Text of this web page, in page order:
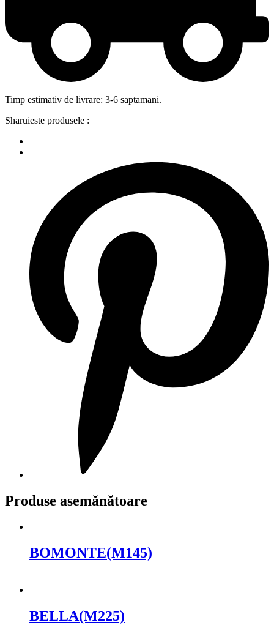
Timp estimativ de livrare: 3-6 saptamani.
Sharuieste produsele :
Produse asemănătoare
BOMONTE(M145)
BELLA(M225)